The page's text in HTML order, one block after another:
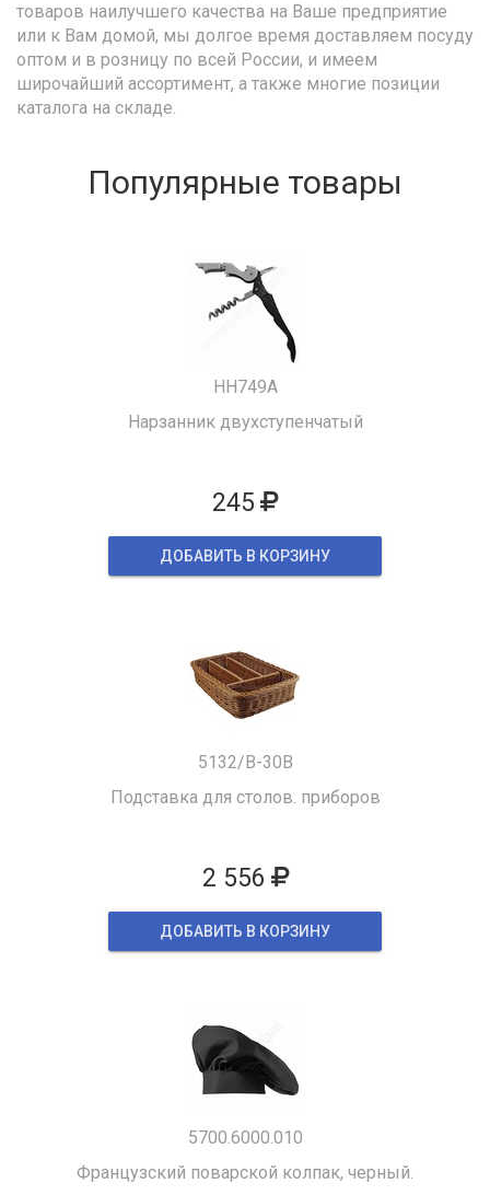
товаров наилучшего качества на Ваше предприятие
или к Вам домой, мы долгое время доставляем посуду
оптом и в розницу по всей России, и имеем
широчайший ассортимент, а также многие позиции
каталога на складе.
Популярные товары
HH749A
Нарзанник двухступенчатый
245
ДОБАВИТЬ В КОРЗИНУ
5132/B-30B
Подставка для столов. приборов
2 556
ДОБАВИТЬ В КОРЗИНУ
5700.6000.010
Французский поварской колпак, черный.